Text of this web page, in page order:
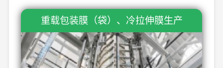
重载包装膜（袋）、冷拉伸膜生产